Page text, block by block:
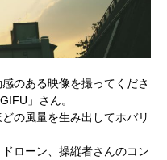
のある映像を撮ってくださ
」さん。
の風量を生み出してホバリ
ローン、操縦者さんのコン